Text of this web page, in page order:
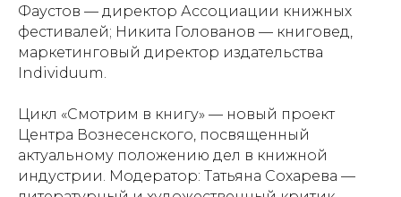
Фаустов — директор Ассоциации книжных
фестивалей; Никита Голованов — книговед,
маркетинговый директор издательства
Individuum.
Цикл «Смотрим в книгу» — новый проект
Центра Вознесенского, посвященный
актуальному положению дел в книжной
индустрии. Модератор: Татьяна Сохарева —